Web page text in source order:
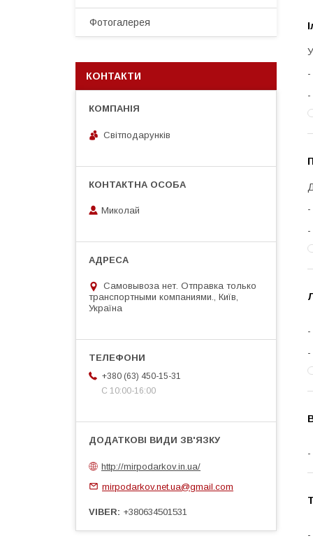
Фотогалерея
КОНТАКТИ
Світподарунків
Миколай
Самовывоза нет. Отправка только
транспортными компаниями., Київ,
Україна
+380 (63) 450-15-31
С 10:00-16:00
http://mirpodarkov.in.ua/
mirpodarkov.net.ua@gmail.com
VIBER +380634501531